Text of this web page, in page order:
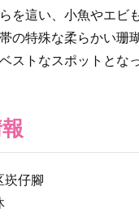
を這い、小魚やエビ
の特殊な柔らかい珊
ストなスポットとな
崁仔腳